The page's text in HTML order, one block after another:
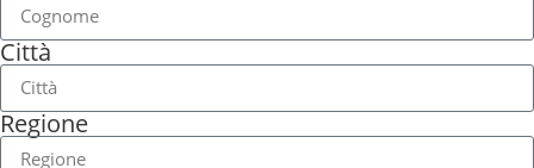
Città
Regione